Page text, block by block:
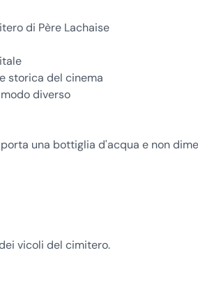
di Père Lachaise
storica del cinema
diverso
una bottiglia d'acqua e non
vicoli del cimitero.